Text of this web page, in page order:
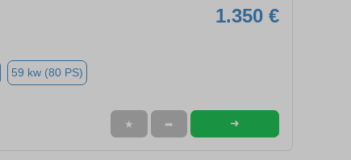
1.350 €
59 kw (80 PS)
★ ➦ ➜